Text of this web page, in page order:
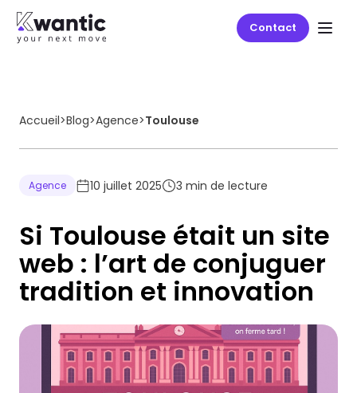
Contact
Accueil>Blog>Agence>Toulouse
Agence 10 juillet 2025 3 min de lecture
Si Toulouse était un site
web : l’art de conjuguer
tradition et innovation